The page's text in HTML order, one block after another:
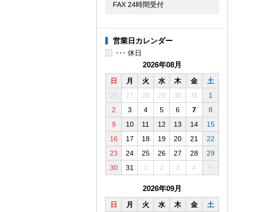
FAX 24時間受付
営業日カレンダー
･･･ 休日
2026年08月
日 月 火 水 木 金
土
26
27 28 29 30 31
1
2
3 4 5 6 7
8
9
10 11 12 13 14
15
16
17 18 19 20 21
22
23
24 25 26 27 28
29
30
31 1 2 3 4 5
2026年09月
日 月 火 水 木 金
土